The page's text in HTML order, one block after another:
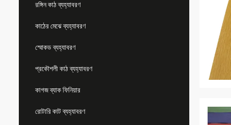
রঙ্গিন কাঠ ব্যহ্যাবরণ
কাঠের মেঝে ব্যহ্যাবরণ
স্মোকড ব্যহ্যাবরণ
প্রকৌশলী কাঠ ব্যহ্যাবরণ
কাগজ ব্যাক ফিনিয়ার
রোটারি কাট ব্যহ্যাবরণ